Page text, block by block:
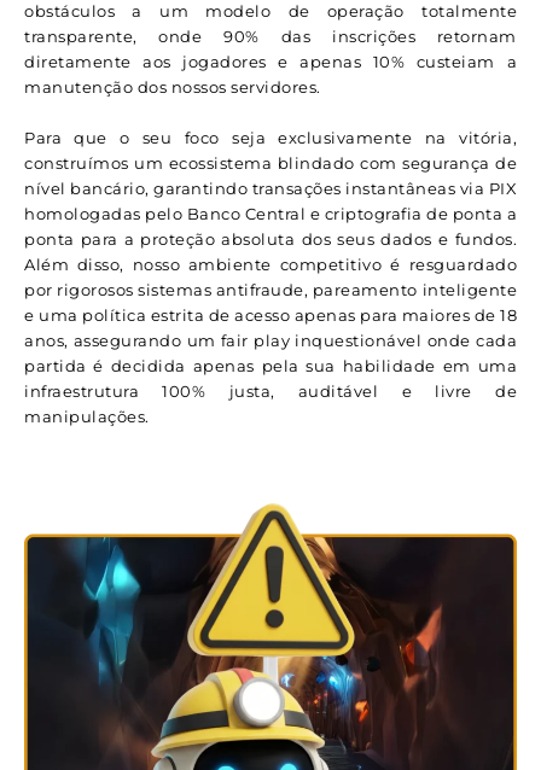
obstáculos a um modelo de operação totalmente
transparente, onde 90% das inscrições retornam
diretamente aos jogadores e apenas 10% custeiam a
manutenção dos nossos servidores.
Para que o seu foco seja exclusivamente na vitória,
construímos um ecossistema blindado com segurança de
nível bancário, garantindo transações instantâneas via PIX
homologadas pelo Banco Central e criptografia de ponta a
ponta para a proteção absoluta dos seus dados e fundos.
Além disso, nosso ambiente competitivo é resguardado
por rigorosos sistemas antifraude, pareamento inteligente
e uma política estrita de acesso apenas para maiores de 18
anos, assegurando um fair play inquestionável onde cada
partida é decidida apenas pela sua habilidade em uma
infraestrutura 100% justa, auditável e livre de
manipulações.